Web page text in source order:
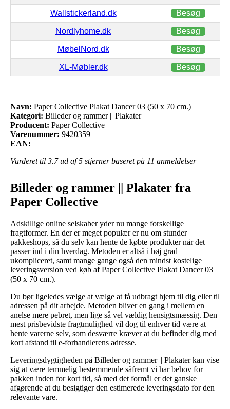
Wallstickerland.dk Besøg
Nordlyhome.dk Besøg
MøbelNord.dk Besøg
XL-Møbler.dk Besøg
Navn: Paper Collective Plakat Dancer 03 (50 x 70 cm.)
Kategori: Billeder og rammer || Plakater
Producent: Paper Collective
Varenummer: 9420359
EAN:
Vurderet til 3.7ud af 5 stjerner baseret på 11 anmeldelser
Billeder og rammer || Plakater fra
Paper Collective
Adskillige online selskaber yder nu mange forskellige
fragtformer. En der er meget populær er nu om stunder
pakkeshops, så du selv kan hente de købte produkter når det
passer ind i din hverdag. Metoden er altså i høj grad
ukompliceret, samt mange gange også den mindst kostelige
leveringsversion ved køb af Paper Collective Plakat Dancer 03
(50 x 70 cm.).
Du bør ligeledes vælge at vælge at få udbragt hjem til dig eller til
adressen på dit arbejde. Metoden bliver en gang i mellem en
anelse mere pebret, men lige så vel vældig hensigtsmæssig. Den
mest prisbevidste fragtmulighed vil dog til enhver tid være at
hente varerne selv, som desværre kræver at du befinder dig med
kort afstand til e-forhandlerens adresse.
Leveringsdygtigheden på Billeder og rammer || Plakater kan vise
sig at være temmelig bestemmende såfremt vi har behov for
pakken inden for kort tid, så med det formål er det ganske
afgørende at du besigtiger den estimerede leveringsdato for den
relevante vare.